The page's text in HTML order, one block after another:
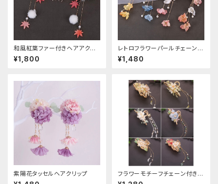
和風紅葉ファー付きヘアアクセ
サリー
¥1,800
レトロフラワーパールチェーンヘ
アクリップ
¥1,480
紫陽花タッセルヘアクリップ
フラワーモチーフチェーン付きヘ
アクリップ